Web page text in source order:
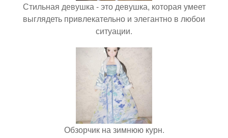
Стильная девушка - это девушка, которая умеет
выглядеть привлекательно и элегантно в любои
ситуации.
Обзорчик на зимнюю курн.